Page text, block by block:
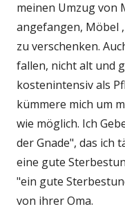
meinen Umzug von
angefangen, Möbel
zu verschenken.
fallen, nicht alt und
kostenintensiv als
kümmere mich um
wie möglich. Ich
der Gnade", das ich
eine gute
"ein gute
von ihrer Oma.